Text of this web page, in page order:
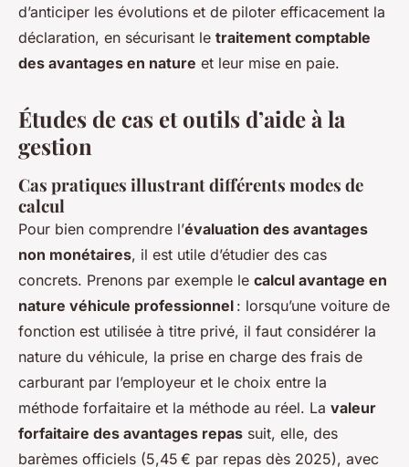
d’anticiper les évolutions et de piloter efficacement la
déclaration, en sécurisant le traitement comptable
des avantages en nature et leur mise en paie.
Études de cas et outils d’aide à la
gestion
Cas pratiques illustrant différents modes de
calcul
Pour bien comprendre l’évaluation des avantages
non monétaires, il est utile d’étudier des cas
concrets. Prenons par exemple le calcul avantage en
nature véhicule professionnel : lorsqu’une voiture de
fonction est utilisée à titre privé, il faut considérer la
nature du véhicule, la prise en charge des frais de
carburant par l’employeur et le choix entre la
méthode forfaitaire et la méthode au réel. La valeur
forfaitaire des avantages repas suit, elle, des
barèmes officiels (5,45 € par repas dès 2025), avec